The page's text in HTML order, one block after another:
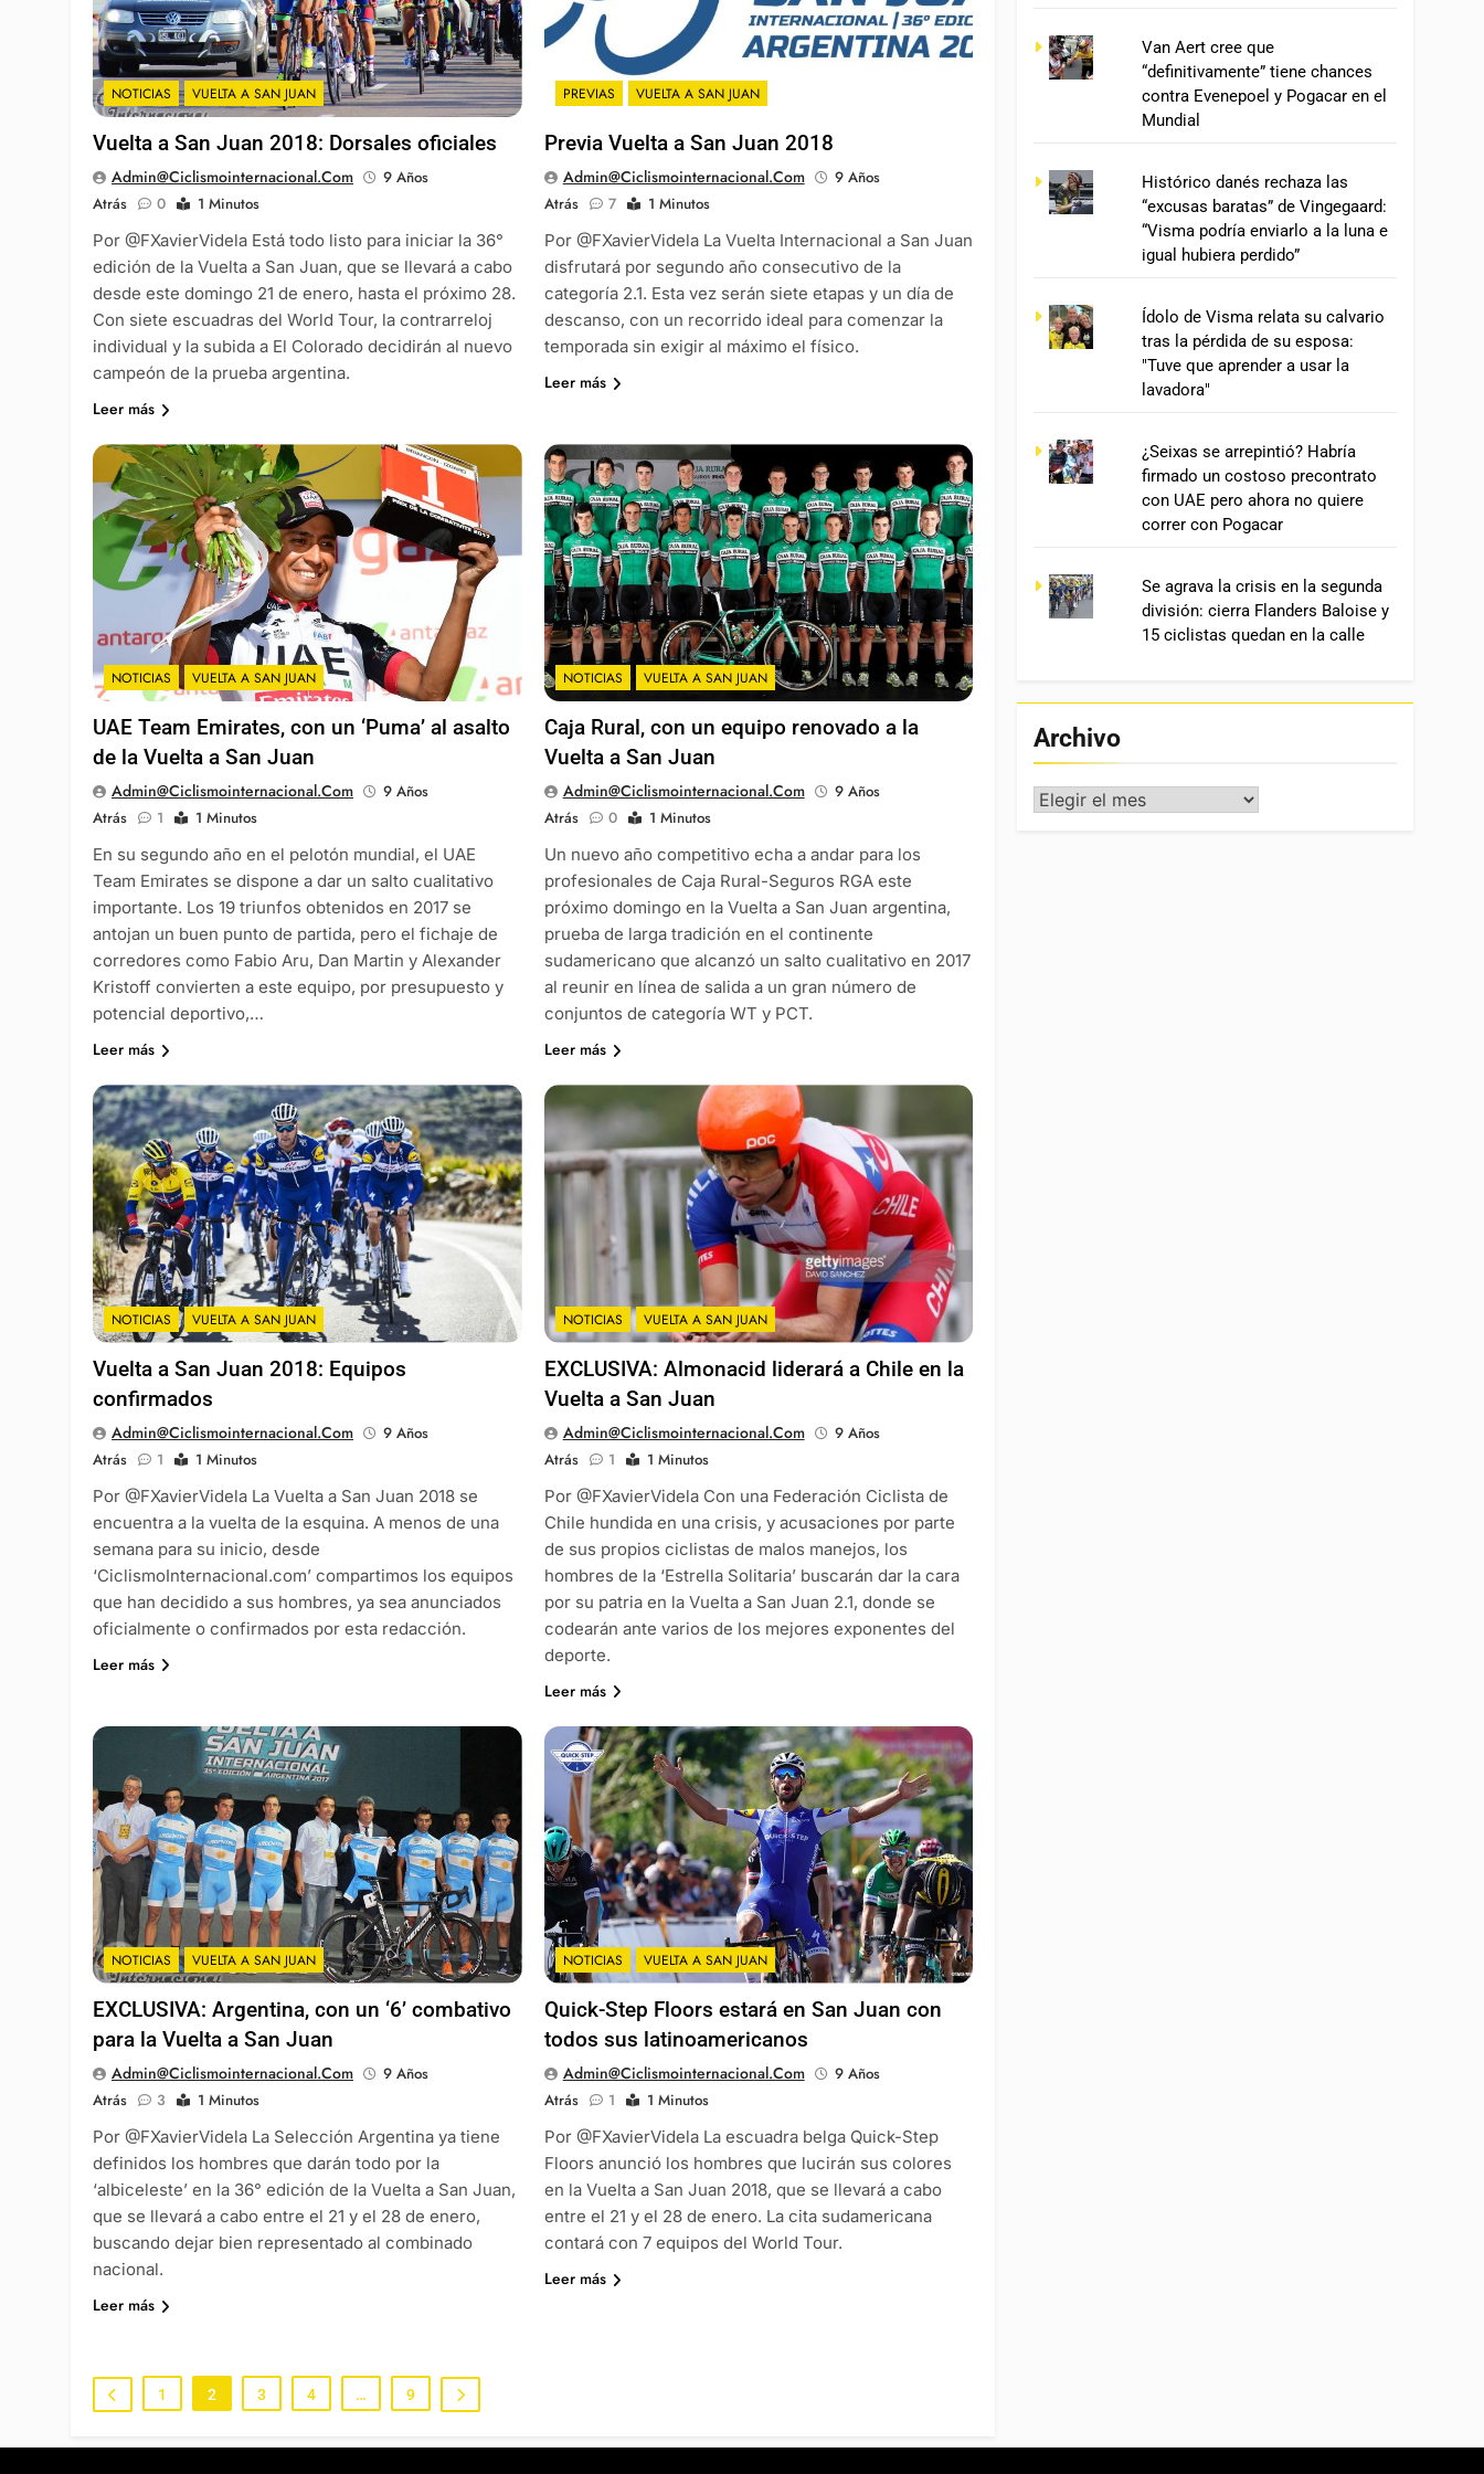
NOTICIAS VUELTA A SAN JUAN
Vuelta a San Juan 2018: Dorsales oficiales
Admin@ciclismointernacional.com
9 Años
Atrás
0
1 Minutos
Por @FXavierVidela Está todo listo para iniciar la 36°
edición de la Vuelta a San Juan, que se llevará a cabo
desde este domingo 21 de enero, hasta el próximo 28.
Con siete escuadras del World Tour, la contrarreloj
individual y la subida a El Colorado decidirán al nuevo
campeón de la prueba argentina.
Leer más
PREVIAS VUELTA A SAN JUAN
Previa Vuelta a San Juan 2018
Admin@ciclismointernacional.com
9 Años
Atrás
7
1 Minutos
Por @FXavierVidela La Vuelta Internacional a San Juan
disfrutará por segundo año consecutivo de la
categoría 2.1. Esta vez serán siete etapas y un día de
descanso, con un recorrido ideal para comenzar la
temporada sin exigir al máximo el físico.
Leer más
NOTICIAS VUELTA A SAN JUAN
UAE Team Emirates, con un ‘Puma’ al asalto
de la Vuelta a San Juan
Admin@ciclismointernacional.com
9 Años
Atrás
1
1 Minutos
En su segundo año en el pelotón mundial, el UAE
Team Emirates se dispone a dar un salto cualitativo
importante. Los 19 triunfos obtenidos en 2017 se
antojan un buen punto de partida, pero el fichaje de
corredores como Fabio Aru, Dan Martin y Alexander
Kristoff convierten a este equipo, por presupuesto y
potencial deportivo,…
Leer más
NOTICIAS VUELTA A SAN JUAN
Caja Rural, con un equipo renovado a la
Vuelta a San Juan
Admin@ciclismointernacional.com
9 Años
Atrás
0
1 Minutos
Un nuevo año competitivo echa a andar para los
profesionales de Caja Rural-Seguros RGA este
próximo domingo en la Vuelta a San Juan argentina,
prueba de larga tradición en el continente
sudamericano que alcanzó un salto cualitativo en 2017
al reunir en línea de salida a un gran número de
conjuntos de categoría WT y PCT.
Leer más
NOTICIAS VUELTA A SAN JUAN
Vuelta a San Juan 2018: Equipos
confirmados
Admin@ciclismointernacional.com
9 Años
Atrás
1
1 Minutos
Por @FXavierVidela La Vuelta a San Juan 2018 se
encuentra a la vuelta de la esquina. A menos de una
semana para su inicio, desde
‘CiclismoInternacional.com’ compartimos los equipos
que han decidido a sus hombres, ya sea anunciados
oficialmente o confirmados por esta redacción.
Leer más
NOTICIAS VUELTA A SAN JUAN
EXCLUSIVA: Almonacid liderará a Chile en la
Vuelta a San Juan
Admin@ciclismointernacional.com
9 Años
Atrás
1
1 Minutos
Por @FXavierVidela Con una Federación Ciclista de
Chile hundida en una crisis, y acusaciones por parte
de sus propios ciclistas de malos manejos, los
hombres de la ‘Estrella Solitaria’ buscarán dar la cara
por su patria en la Vuelta a San Juan 2.1, donde se
codearán ante varios de los mejores exponentes del
deporte.
Leer más
NOTICIAS VUELTA A SAN JUAN
EXCLUSIVA: Argentina, con un ‘6’ combativo
para la Vuelta a San Juan
Admin@ciclismointernacional.com
9 Años
Atrás
3
1 Minutos
Por @FXavierVidela La Selección Argentina ya tiene
definidos los hombres que darán todo por la
‘albiceleste’ en la 36° edición de la Vuelta a San Juan,
que se llevará a cabo entre el 21 y el 28 de enero,
buscando dejar bien representado al combinado
nacional.
Leer más
NOTICIAS VUELTA A SAN JUAN
Quick-Step Floors estará en San Juan con
todos sus latinoamericanos
Admin@ciclismointernacional.com
9 Años
Atrás
1
1 Minutos
Por @FXavierVidela La escuadra belga Quick-Step
Floors anunció los hombres que lucirán sus colores
en la Vuelta a San Juan 2018, que se llevará a cabo
entre el 21 y el 28 de enero. La cita sudamericana
contará con 7 equipos del World Tour.
Leer más
1 2 3 4 … 9
Van Aert cree que
“definitivamente” tiene chances
contra Evenepoel y Pogacar en el
Mundial
Histórico danés rechaza las
“excusas baratas” de Vingegaard:
“Visma podría enviarlo a la luna e
igual hubiera perdido”
Ídolo de Visma relata su calvario
tras la pérdida de su esposa:
"Tuve que aprender a usar la
lavadora"
¿Seixas se arrepintió? Habría
firmado un costoso precontrato
con UAE pero ahora no quiere
correr con Pogacar
Se agrava la crisis en la segunda
división: cierra Flanders Baloise y
15 ciclistas quedan en la calle
Archivo
Archivo